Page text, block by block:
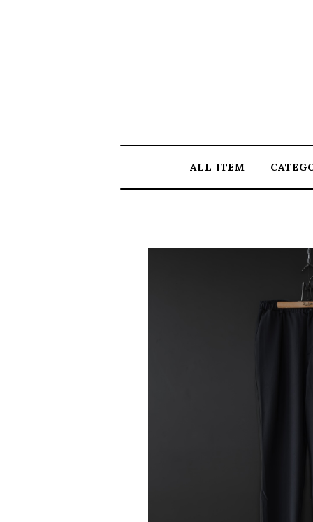
ALL ITEM